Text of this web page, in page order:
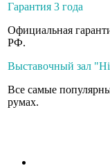
Гарантия 3 года
Официальная
РФ.
Выставочный зал
Все самые
румах.